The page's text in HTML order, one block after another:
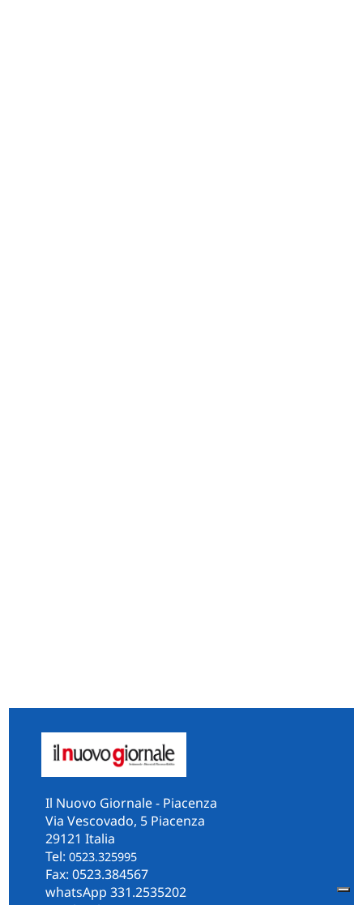
Il Nuovo Giornale - Piacenza
Via Vescovado, 5 Piacenza
29121 Italia
Tel: 0523.325995
Fax: 0523.384567
whatsApp 331.2535202